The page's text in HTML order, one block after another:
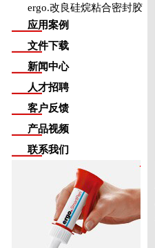
ergo.改良硅烷粘合密封胶
应用案例
文件下载
新闻中心
人才招聘
客户反馈
产品视频
联系我们